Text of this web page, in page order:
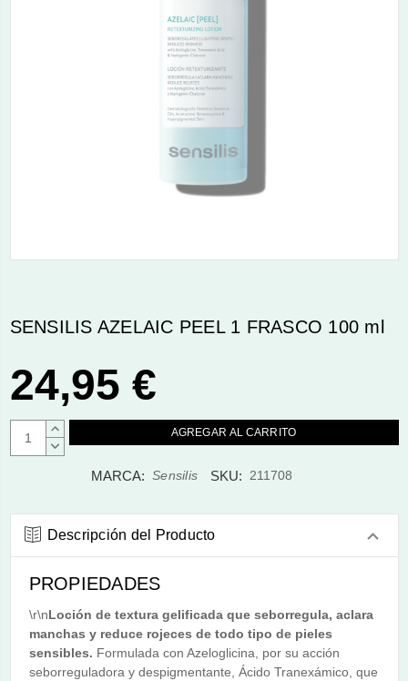
SENSILIS AZELAIC PEEL 1 FRASCO 100 ml
24,95 €
AUMENTAR
CANTIDAD:
DISMINUIR
MARCA: Sensilis SKU: 211708
Descripción del Producto
PROPIEDADES
\r\nLoción de textura gelificada que seborregula, aclara
manchas y reduce rojeces de todo tipo de pieles
sensibles. Formulada con Azeloglicina, por su acción
seborreguladora y despigmentante, Ácido Tranexámico, que